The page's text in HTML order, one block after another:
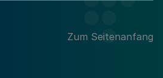
Zum Seitenanfang